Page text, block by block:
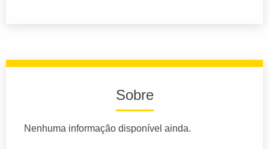
Sobre
Nenhuma informação disponível ainda.